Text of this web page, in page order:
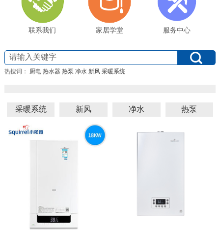
联系我们 家居学堂 服务中心
热搜词： 厨电 热水器 热泵 净水 新风 采暖系统
采暖系统 新风 净水 热泵